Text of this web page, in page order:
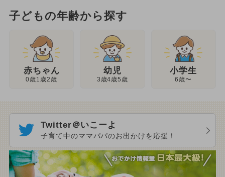
子どもの年齢から探す
赤ちゃん
0歳1歳2歳
幼児
3歳4歳5歳
小学生
6歳〜
Twitter＠いこーよ
子育て中のママパパのお出かけを応援！